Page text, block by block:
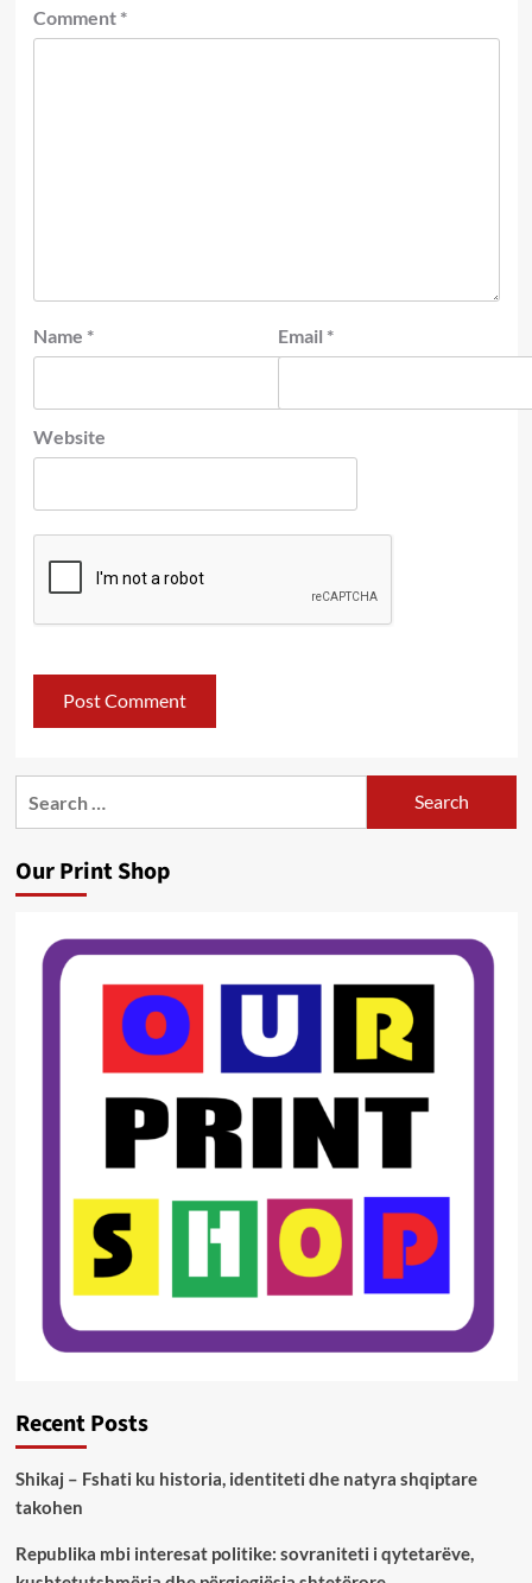
Comment *
Name * Email *
Website
Our Print Shop
Recent Posts
Shikaj – Fshati ku historia, identiteti dhe natyra shqiptare
takohen
Republika mbi interesat politike: sovraniteti i qytetarëve,